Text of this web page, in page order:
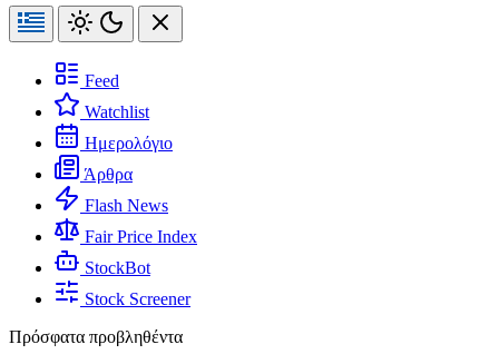
Feed
Watchlist
Ημερολόγιο
Άρθρα
Flash News
Fair Price Index
StockBot
Stock Screener
Πρόσφατα προβληθέντα